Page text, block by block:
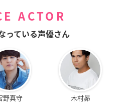
ACTOR
っている声優さん
野真守 木村昴